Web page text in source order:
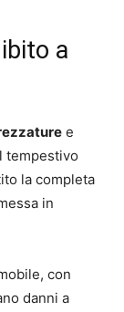
a
e
tempestivo
la completa
in
con
danni a